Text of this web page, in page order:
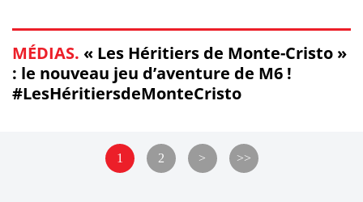
MÉDIAS. « Les Héritiers de Monte-Cristo »
: le nouveau jeu d’aventure de M6 !
#LesHéritiersdeMonteCristo
1 2 > >>